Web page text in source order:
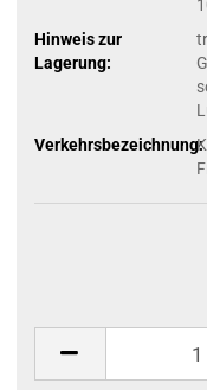
Hinweis zur
Lagerung:
Verkehrsbezeichnung: